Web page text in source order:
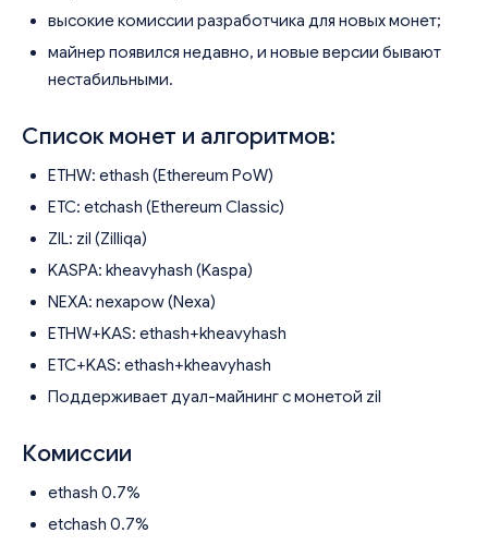
высокие комиссии разработчика для новых монет;
майнер появился недавно, и новые версии бывают
нестабильными.
Список монет и алгоритмов:
ETHW: ethash (Ethereum PoW)
ETC: etchash (Ethereum Classic)
ZIL: zil (Zilliqa)
KASPA: kheavyhash (Kaspa)
NEXA: nexapow (Nexa)
ETHW+KAS: ethash+kheavyhash
ETC+KAS: ethash+kheavyhash
Поддерживает дуал-майнинг с монетой zil
Комиссии
ethash 0.7%
etchash 0.7%